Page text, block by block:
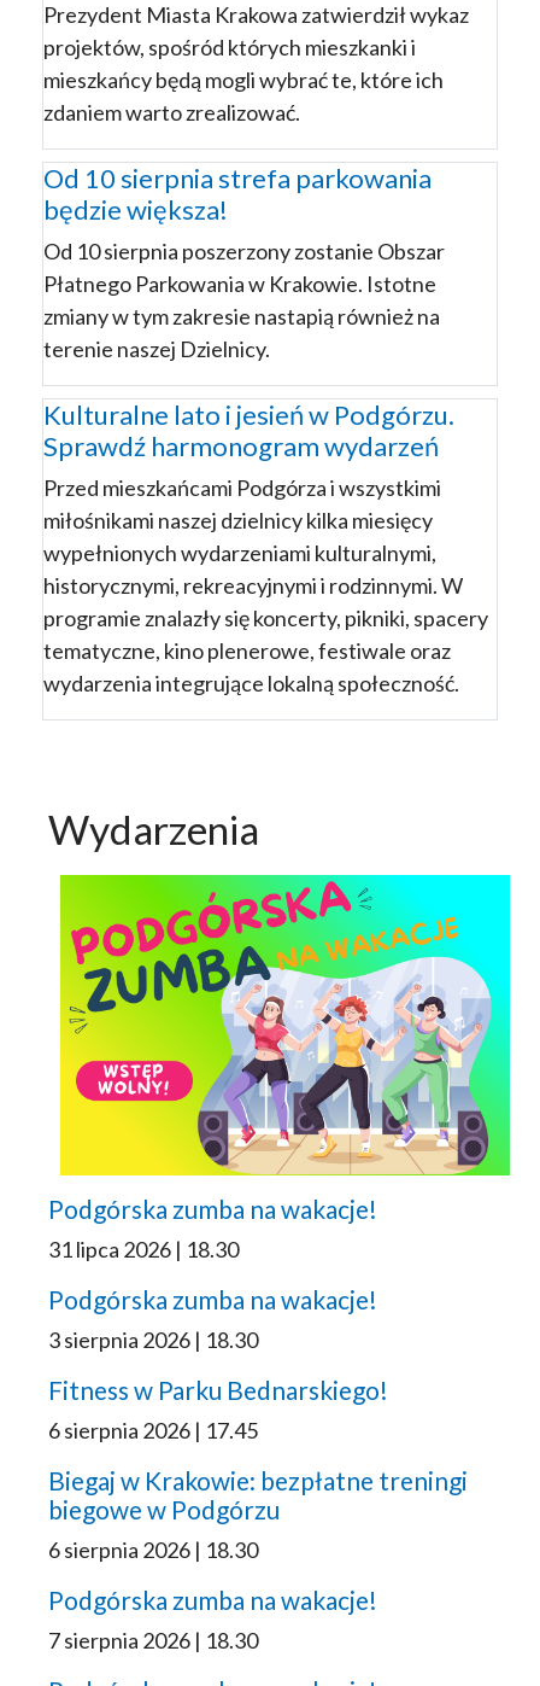
Prezydent Miasta Krakowa zatwierdził wykaz
projektów, spośród których mieszkanki i
mieszkańcy będą mogli wybrać te, które ich
zdaniem warto zrealizować.
Od 10 sierpnia strefa parkowania
będzie większa!
Od 10 sierpnia poszerzony zostanie Obszar
Płatnego Parkowania w Krakowie. Istotne
zmiany w tym zakresie nastapią również na
terenie naszej Dzielnicy.
Kulturalne lato i jesień w Podgórzu.
Sprawdź harmonogram wydarzeń
Przed mieszkańcami Podgórza i wszystkimi
miłośnikami naszej dzielnicy kilka miesięcy
wypełnionych wydarzeniami kulturalnymi,
historycznymi, rekreacyjnymi i rodzinnymi. W
programie znalazły się koncerty, pikniki, spacery
tematyczne, kino plenerowe, festiwale oraz
wydarzenia integrujące lokalną społeczność.
Wydarzenia
Podgórska zumba na wakacje!
31 lipca 2026 | 18.30
Podgórska zumba na wakacje!
3 sierpnia 2026 | 18.30
Fitness w Parku Bednarskiego!
6 sierpnia 2026 | 17.45
Biegaj w Krakowie: bezpłatne treningi
biegowe w Podgórzu
6 sierpnia 2026 | 18.30
Podgórska zumba na wakacje!
7 sierpnia 2026 | 18.30